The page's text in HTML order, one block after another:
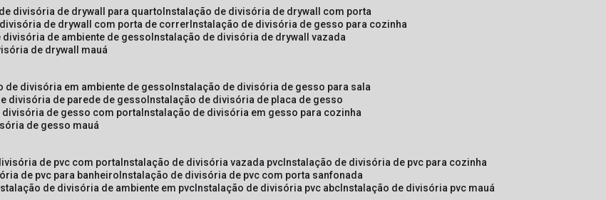
divisória de drywall para quarto instalação de divisória de drywall com porta
de drywall com porta de correr instalação de divisória de gesso para cozinha
divisória de ambiente de gesso instalação de divisória de drywall vazada
de drywall mauá
de divisória em ambiente de gesso instalação de divisória de gesso para sala
divisória de parede de gesso instalação de divisória de placa de gesso
divisória de gesso com porta instalação de divisória em gesso para cozinha
de gesso mauá
de pvc com porta instalação de divisória vazada pvc instalação de divisória de pvc para cozinha
de pvc para banheiro instalação de divisória de pvc com porta sanfonada
de divisória de ambiente em pvc instalação de divisória pvc abc instalação de divisória pvc mauá